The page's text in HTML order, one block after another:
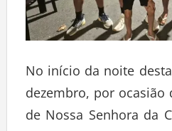
No início da noite
dezembro, por ocasião
de Nossa Senhora da